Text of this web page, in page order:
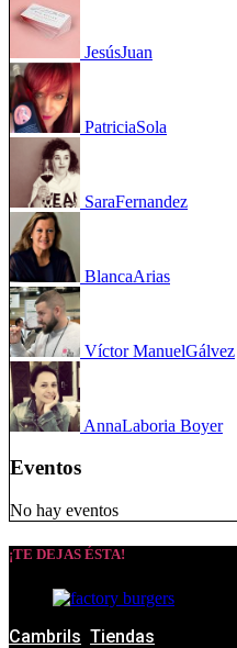
JesúsJuan
PatriciaSola
SaraFernandez
BlancaArias
Víctor ManuelGálvez
AnnaLaboria Boyer
Eventos
No hay eventos
¡TE DEJAS ÉSTA!
Cambrils Tiendas